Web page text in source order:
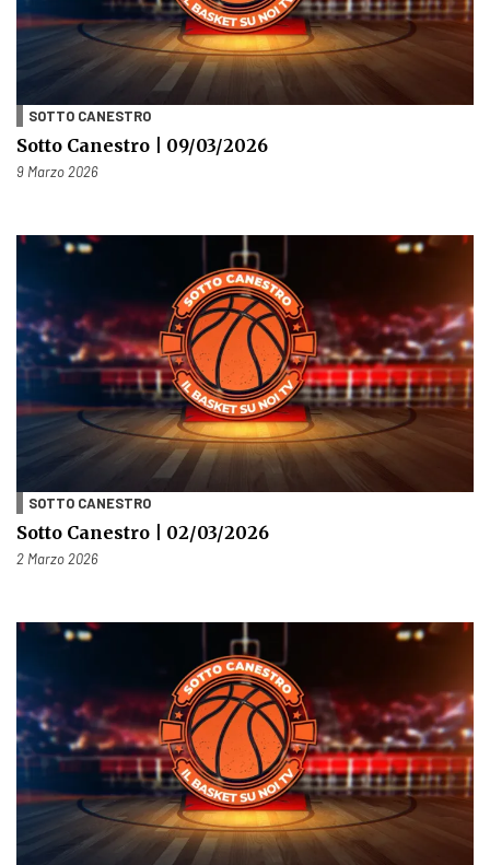
SOTTO CANESTRO
Sotto Canestro | 09/03/2026
Pubblicato il
9 Marzo 2026
SOTTO CANESTRO
Sotto Canestro | 02/03/2026
Pubblicato il
2 Marzo 2026